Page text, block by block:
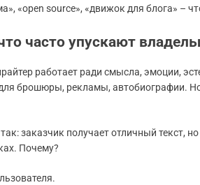
«open source», «движок для блога» –
часто упускают
работает ради смысла, эмоции,
брошюры, рекламы, автобиографии.
заказчик получает отличный текст,
Почему?